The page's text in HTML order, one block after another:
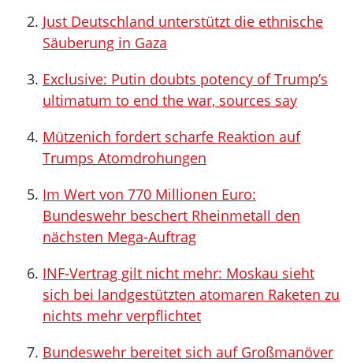
Just Deutschland unterstützt die ethnische
Säuberung in Gaza
Exclusive: Putin doubts potency of Trump’s
ultimatum to end the war, sources say
Mützenich fordert scharfe Reaktion auf
Trumps Atomdrohungen
Im Wert von 770 Millionen Euro:
Bundeswehr beschert Rheinmetall den
nächsten Mega-Auftrag
INF-Vertrag gilt nicht mehr: Moskau sieht
sich bei landgestützten atomaren Raketen zu
nichts mehr verpflichtet
Bundeswehr bereitet sich auf Großmanöver